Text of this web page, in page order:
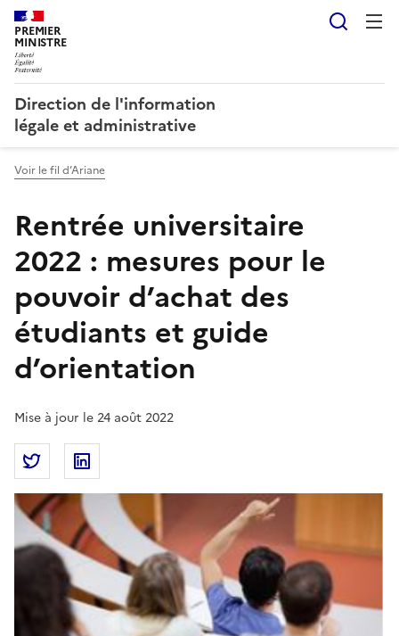
PREMIER
MINISTRE
Direction de l'information
légale et administrative
Voir le fil d’Ariane
Rentrée universitaire
2022 : mesures pour le
pouvoir d’achat des
étudiants et guide
d’orientation
Mise à jour le 24 août 2022
Partager la page
Partager Rentrée universitaire 2022 : mesures